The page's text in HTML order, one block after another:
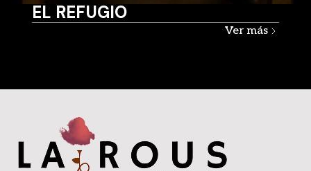
EL REFUGIO
Ver más